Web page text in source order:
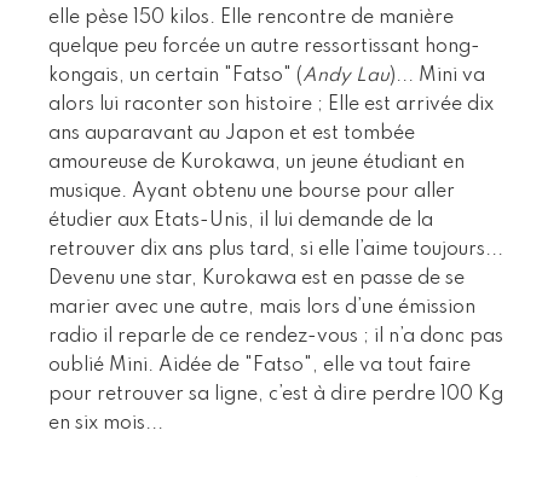
elle pèse 150 kilos. Elle rencontre de manière
quelque peu forcée un autre ressortissant hong-
kongais, un certain "Fatso" (Andy Lau)... Mini va
alors lui raconter son histoire ; Elle est arrivée dix
ans auparavant au Japon et est tombée
amoureuse de Kurokawa, un jeune étudiant en
musique. Ayant obtenu une bourse pour aller
étudier aux Etats-Unis, il lui demande de la
retrouver dix ans plus tard, si elle l’aime toujours...
Devenu une star, Kurokawa est en passe de se
marier avec une autre, mais lors d’une émission
radio il reparle de ce rendez-vous ; il n’a donc pas
oublié Mini. Aidée de "Fatso", elle va tout faire
pour retrouver sa ligne, c’est à dire perdre 100 Kg
en six mois...